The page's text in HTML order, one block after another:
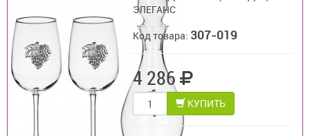
ЭЛЕГАНС
Код товара: 307-019
4 286
КУПИТЬ